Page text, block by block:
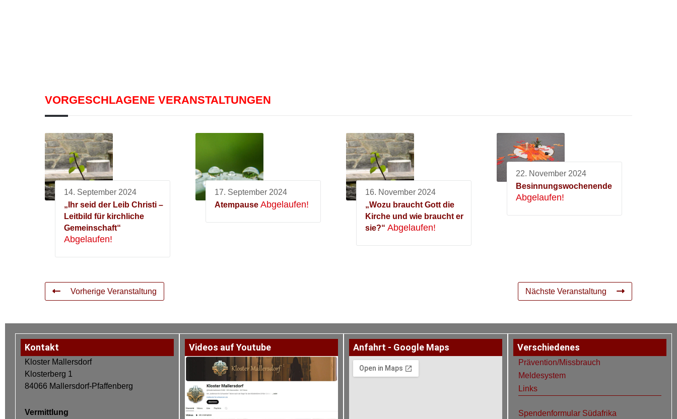
VORGESCHLAGENE VERANSTALTUNGEN
14. September 2024
„Ihr seid der Leib Christi –
Leitbild für kirchliche
Gemeinschaft“
Abgelaufen!
17. September 2024
Atempause Abgelaufen!
16. November 2024
„Wozu braucht Gott die
Kirche und wie braucht er
sie?“ Abgelaufen!
22. November 2024
Besinnungswochenende
Abgelaufen!
Vorherige Veranstaltung Nächste Veranstaltung
Kontakt
Kloster Mallersdorf
Klosterberg 1
84066 Mallersdorf-Pfaffenberg
Vermittlung
Videos auf Youtube Anfahrt - Google Maps Verschiedenes
Prävention/Missbrauch
Meldesystem
Links
Spendenformular Südafrika